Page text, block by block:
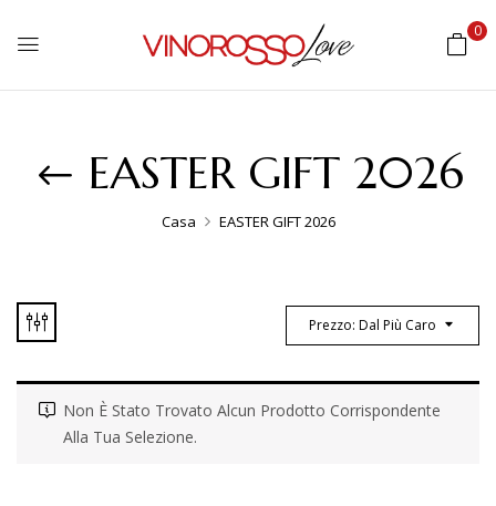
0
EASTER GIFT 2026
Casa EASTER GIFT 2026
Prezzo: Dal Più Caro
Non È Stato Trovato Alcun Prodotto Corrispondente
Alla Tua Selezione.